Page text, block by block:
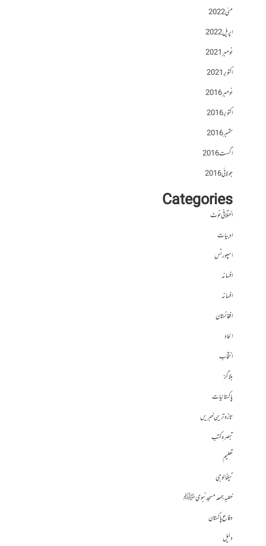
مئی 2022
اپریل 2022
نومبر 2021
اکتوبر 2021
نومبر 2016
اکتوبر 2016
ستمبر 2016
اگست 2016
جولائی 2016
Categories
اختلافی نوٹ
ادبیات
اسپورٹس
افسانہ
افسانہ
افغانستان
الحاد
انتخاب
بلاگز
پاکستانیات
تازہ ترین خبریں
تبصرہ کتب
تعلیم
ٹیکنالوجی
خطبہ جمعہ مسجد نبوی ﷺ
دفاع پاکستان
دلیل